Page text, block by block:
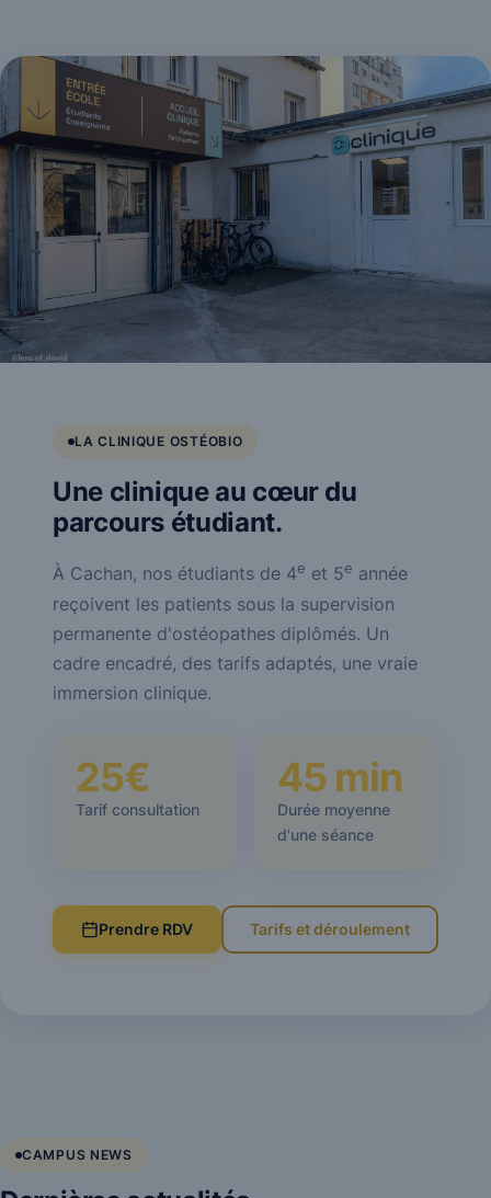
LA CLINIQUE OSTÉOBIO
Une clinique au cœur du
parcours étudiant.
À Cachan, nos étudiants de 4e et 5e année
reçoivent les patients sous la supervision
permanente d'ostéopathes diplômés. Un
cadre encadré, des tarifs adaptés, une vraie
immersion clinique.
25€
Tarif consultation
45 min
Durée moyenne
d'une séance
Prendre RDV Tarifs et déroulement
CAMPUS NEWS